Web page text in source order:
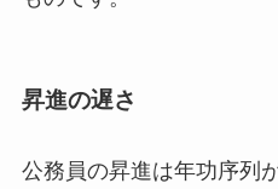
昇進の遅さ
公務員の昇進は年功序列